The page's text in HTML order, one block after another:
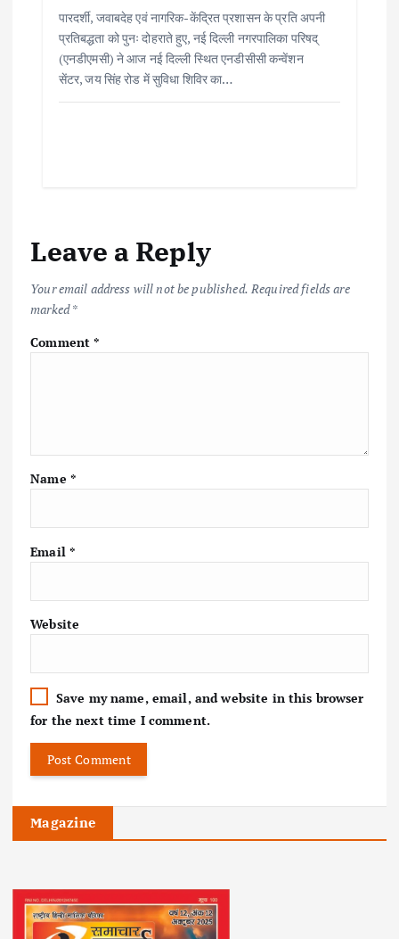
पारदर्शी, जवाबदेह एवं नागरिक-केंद्रित प्रशासन के प्रति अपनी
प्रतिबद्धता को पुनः दोहराते हुए, नई दिल्ली नगरपालिका परिषद्
(एनडीएमसी) ने आज नई दिल्ली स्थित एनडीसीसी कन्वेंशन
सेंटर, जय सिंह रोड में सुविधा शिविर का…
Leave a Reply
Your email address will not be published. Required fields are
marked*
Comment*
Name *
Email *
Website
Save my name, email, and website in this browser
for the next time I comment.
Magazine